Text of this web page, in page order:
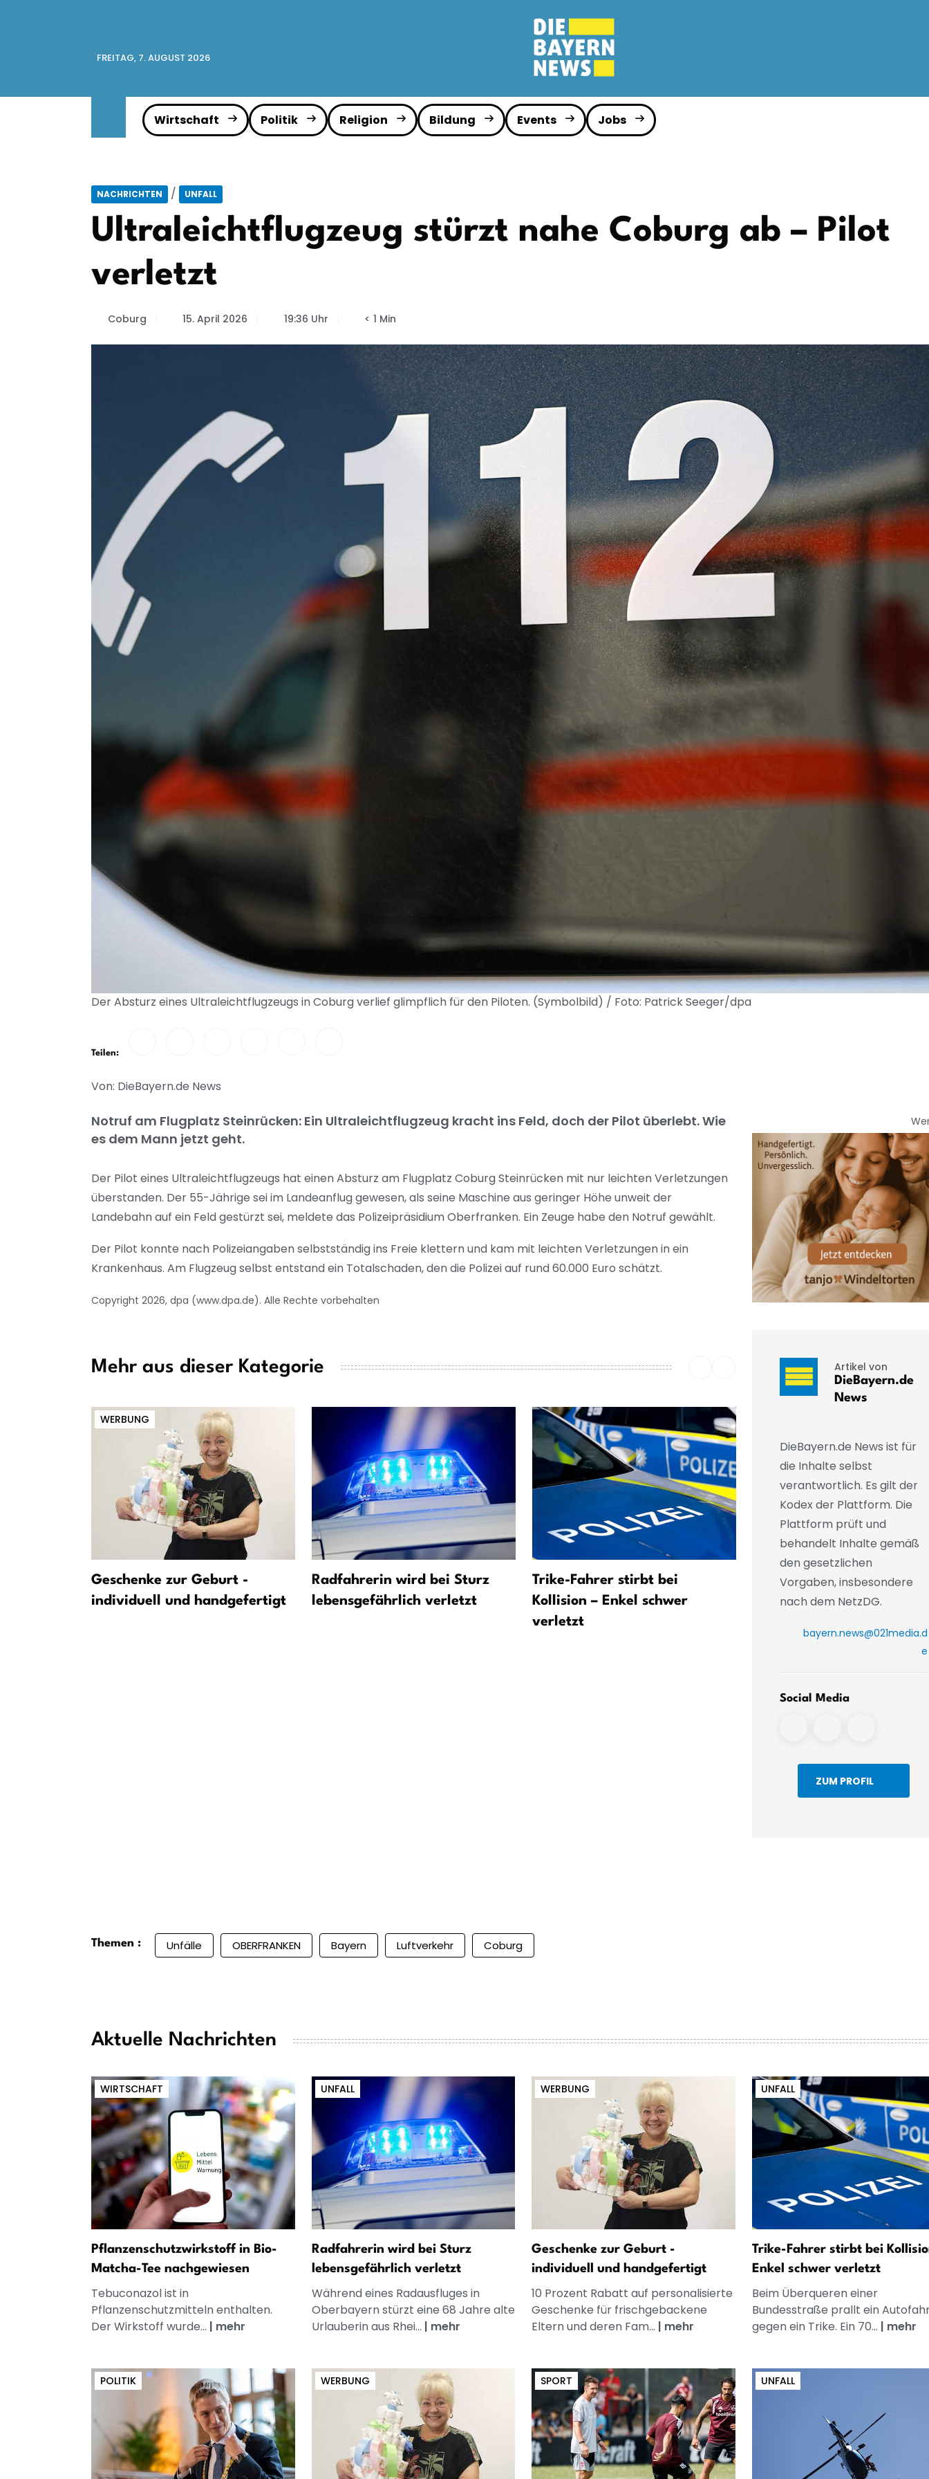
FREITAG, 7. AUGUST 2026
Wirtschaft Politik Religion Bildung Events Jobs
NACHRICHTEN / UNFALL
Ultraleichtflugzeug stürzt nahe Coburg ab – Pilot
verletzt
Coburg 15. April 2026 19:36 Uhr < 1 Min
Der Absturz eines Ultraleichtflugzeugs in Coburg verlief glimpflich für den Piloten. (Symbolbild) / Foto: Patrick Seeger/dpa
Teilen:
Von: DieBayern.de News
Notruf am Flugplatz Steinrücken: Ein Ultraleichtflugzeug kracht ins Feld, doch der Pilot überlebt. Wie
es dem Mann jetzt geht.
Der Pilot eines Ultraleichtflugzeugs hat einen Absturz am Flugplatz Coburg Steinrücken mit nur leichten Verletzungen
überstanden. Der 55-Jährige sei im Landeanflug gewesen, als seine Maschine aus geringer Höhe unweit der
Landebahn auf ein Feld gestürzt sei, meldete das Polizeipräsidium Oberfranken. Ein Zeuge habe den Notruf gewählt.
Der Pilot konnte nach Polizeiangaben selbstständig ins Freie klettern und kam mit leichten Verletzungen in ein
Krankenhaus. Am Flugzeug selbst entstand ein Totalschaden, den die Polizei auf rund 60.000 Euro schätzt.
Copyright 2026, dpa (www.dpa.de). Alle Rechte vorbehalten
Mehr aus dieser Kategorie
WERBUNG
Geschenke zur Geburt -
individuell und handgefertigt
Radfahrerin wird bei Sturz
lebensgefährlich verletzt
Trike-Fahrer stirbt bei
Kollision – Enkel schwer
verletzt
Schwer verletzter
zwischen zwei Gewittern
Artikel von
DieBayern.de
News
DieBayern.de News ist für
die Inhalte selbst
verantwortlich. Es gilt der
Kodex der Plattform. Die
Plattform prüft und
behandelt Inhalte gemäß
den gesetzlichen
Vorgaben, insbesondere
nach dem NetzDG.
bayern.news@021media.d
e
Social Media
ZUM PROFIL
Themen : Unfälle OBERFRANKEN Bayern Luftverkehr Coburg
Aktuelle Nachrichten
WIRTSCHAFT
Pflanzenschutzwirkstoff in Bio-
Matcha-Tee nachgewiesen
Tebuconazol ist in
Pflanzenschutzmitteln enthalten.
Der Wirkstoff wurde... | mehr
UNFALL
Radfahrerin wird bei Sturz
lebensgefährlich verletzt
Während eines Radausfluges in
Oberbayern stürzt eine 68 Jahre alte
Urlauberin aus Rhei... | mehr
WERBUNG
Geschenke zur Geburt -
individuell und handgefertigt
10 Prozent Rabatt auf personalisierte
Geschenke für frischgebackene
Eltern und deren Fam... | mehr
UNFALL
Trike-Fahrer stirbt bei
Enkel schwer verletzt
Beim Überqueren einer
Bundesstraße prallt ein
gegen ein Trike. Ein 70... | mehr
POLITIK WERBUNG SPORT UNFALL